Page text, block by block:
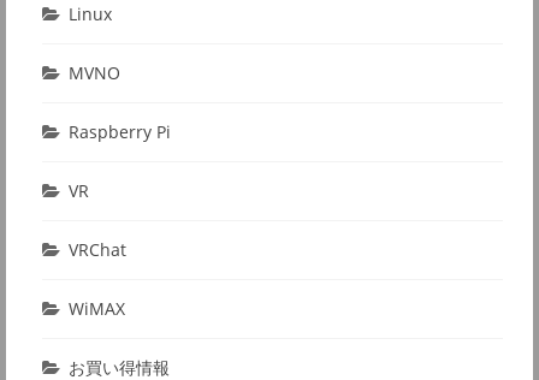
Linux
MVNO
Raspberry Pi
VR
VRChat
WiMAX
お買い得情報